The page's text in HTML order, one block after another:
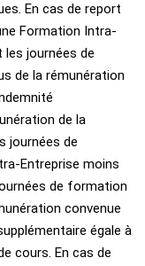
En cas de report
Formation Intra-
les journées de
de la rémunération
de la
journées de
Entreprise moins
de formation
convenue
égale à
cours. En cas de